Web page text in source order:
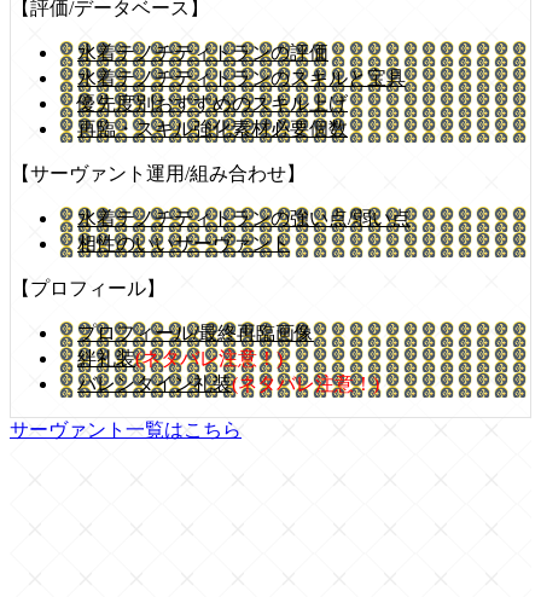
【評価/データベース】
水着テノチティトランの評価
水着テノチティトランのスキルと宝具
優先度別おすすめのスキル上げ
再臨・スキル強化素材必要個数
【サーヴァント運用/組み合わせ】
水着テノチティトランの強い点/弱い点
相性のいいサーヴァント
【プロフィール】
プロフィール/最終再臨画像
絆礼装(ネタバレ注意！)
バレンタイン礼装(ネタバレ注意！)
サーヴァント一覧はこちら